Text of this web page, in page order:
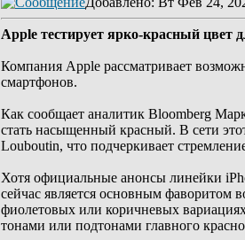
Apple тестирует ярко-красный
Компания Apple рассматривает
смартфонов.
Как сообщает аналитик Bloomberg
стать насыщенный красный. В сети
Louboutin, что подчеркивает
Хотя официальные анонсы линейки
сейчас является основным фаворитом
фиолетовых или коричневых
тонами или подтонами главного